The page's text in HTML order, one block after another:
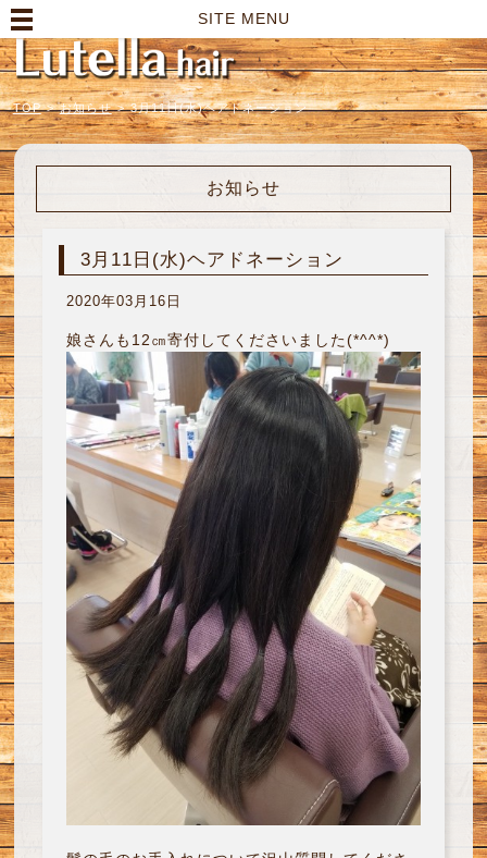
SITE MENU
TOP > お知らせ > 3月11日(水)ヘアドネーション
お知らせ
3月11日(水)ヘアドネーション
2020年03月16日
娘さんも12㎝寄付してくださいました(*^^*)